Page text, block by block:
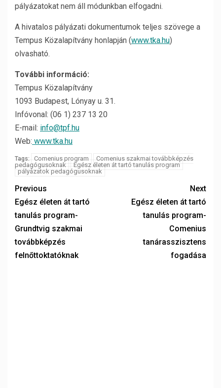
pályázatokat nem áll módunkban elfogadni.
A hivatalos pályázati dokumentumok teljes szövege a
Tempus Közalapítvány honlapján (www.tka.hu)
olvasható.
További információ:
Tempus Közalapítvány
1093 Budapest, Lónyay u. 31.
Infóvonal: (06 1) 237 13 20
E-mail: info@tpf.hu
Web: www.tka.hu
Tags: Comenius program
Comenius szakmai továbbképzés
pedagógusoknak
Egész életen át tartó tanulás program
pályázatok pedagógusoknak
Previous
Egész életen át tartó
tanulás program-
Grundtvig szakmai
továbbképzés
felnőttoktatóknak
Next
Egész életen át tartó
tanulás program-
Comenius
tanárasszisztens
fogadása